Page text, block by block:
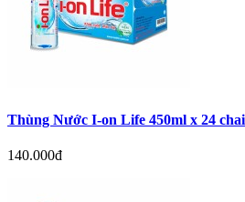
Thùng Nước I-on Life 450ml x 24 chai
140.000đ